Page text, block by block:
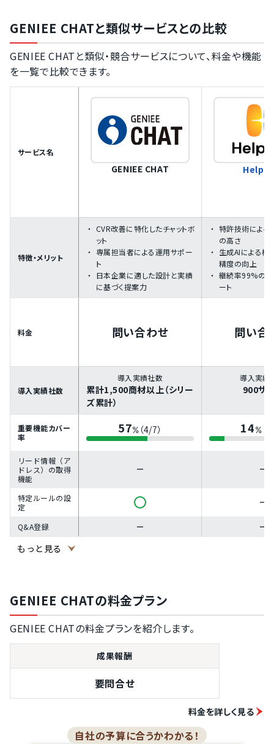
GENIEE CHATと類似サービスとの比較
GENIEE CHATと類似・競合サービスについて、料金や機能
を一覧で比較できます。
サービス名
GENIEE CHAT
特徴・メリット
CVR改善に特化したチャットボ
ット
専属担当者による運用サポー
ト
日本企業に適した設計と実績
に基づく提案力
特許技術による
の高さ
生成AIによる検
精度の向上
継続率99%の
ート
料金 問い合わせ 問い合
導入実績社数
導入実績社数
累計1,500商材以上（シリー
ズ累計）
導入実績
900サ
重要機能カバー
率
57% （4/7） 14%（
リード情報（ア
ドレス）の取得
機能
特定ルールの設
定
Q&A登録
有人対応機能
起動率やCVRの
分析機能
ABテスト機能
もっと見る
GENIEE CHATの料金プラン
GENIEE CHATの料金プランを紹介します。
成果報酬
要問合せ
料金を詳しく見る
自社の予算に合うかわかる！